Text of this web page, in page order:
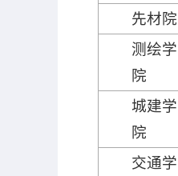
先材院
测绘学
院
城建学
院
交通学